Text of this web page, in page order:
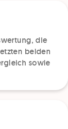
die
beiden
sowie